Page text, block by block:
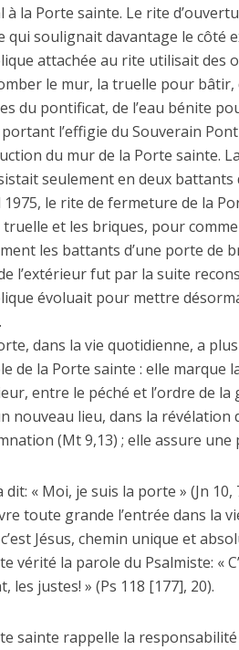
à la Porte sainte. Le rite
qui soulignait davantage le côté
attachée au rite utilisait des
le mur, la truelle pour
du pontificat, de l’eau bénite
portant l’effigie du Souverain
du mur de la Porte sainte.
seulement en deux battants
1975, le rite de fermeture de la
truelle et les briques, pour
les battants d’une porte de
l’extérieur fut par la suite
évoluait pour mettre
dans la vie quotidienne, a
de la Porte sainte : elle marque
entre le péché et l’ordre de
nouveau lieu, dans la révélation
(Mt 9,13) ; elle assure
dit: « Moi, je suis la porte » (Jn
toute grande l’entrée dans la
Jésus, chemin unique et
vérité la parole du Psalmiste: «
les justes! » (Ps 118 [177], 20).
sainte rappelle la